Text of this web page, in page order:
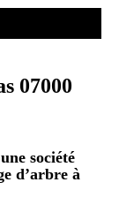
07000
société
d’arbre à